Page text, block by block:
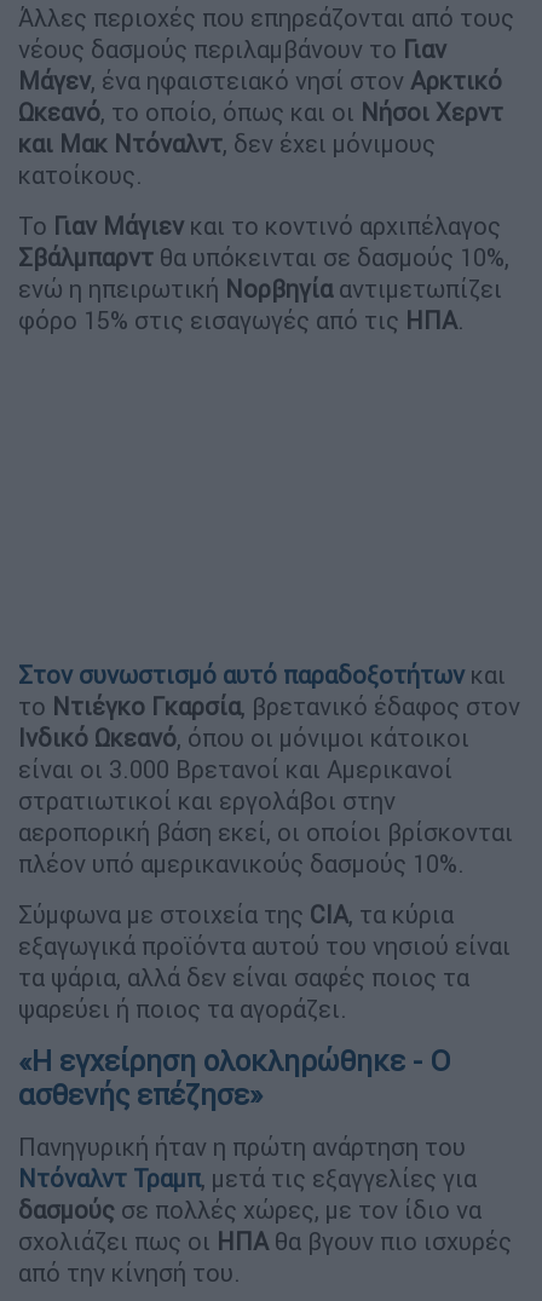
Άλλες περιοχές που επηρεάζονται από τους
νέους δασμούς περιλαμβάνουν το Γιαν
Μάγεν, ένα ηφαιστειακό νησί στον Αρκτικό
Ωκεανό, το οποίο, όπως και οι Νήσοι Χερντ
και Μακ Ντόναλντ, δεν έχει μόνιμους
κατοίκους.
Το Γιαν Μάγιεν και το κοντινό αρχιπέλαγος
Σβάλμπαρντ θα υπόκεινται σε δασμούς 10%,
ενώ η ηπειρωτική Νορβηγίααντιμετωπίζει
φόρο 15% στις εισαγωγές από τις ΗΠΑ.
Στον συνωστισμό αυτό παραδοξοτήτων και
το Ντιέγκο Γκαρσία, βρετανικό έδαφος στον
Ινδικό Ωκεανό, όπου οι μόνιμοι κάτοικοι
είναι οι 3.000 Βρετανοί και Αμερικανοί
στρατιωτικοί και εργολάβοι στην
αεροπορική βάση εκεί, οι οποίοι βρίσκονται
πλέον υπό αμερικανικούς δασμούς 10%.
Σύμφωνα με στοιχεία της CIA, τα κύρια
εξαγωγικά προϊόντα αυτού του νησιού είναι
τα ψάρια, αλλά δεν είναι σαφές ποιος τα
ψαρεύει ή ποιος τα αγοράζει.
«Η εγχείρηση ολοκληρώθηκε - Ο
ασθενής επέζησε»
Πανηγυρική ήταν η πρώτη ανάρτηση του
Ντόναλντ Τραμπ, μετά τις εξαγγελίες για
δασμούς σε πολλές χώρες, με τον ίδιο να
σχολιάζει πως οι ΗΠΑ θα βγουν πιο ισχυρές
από την κίνησή του.